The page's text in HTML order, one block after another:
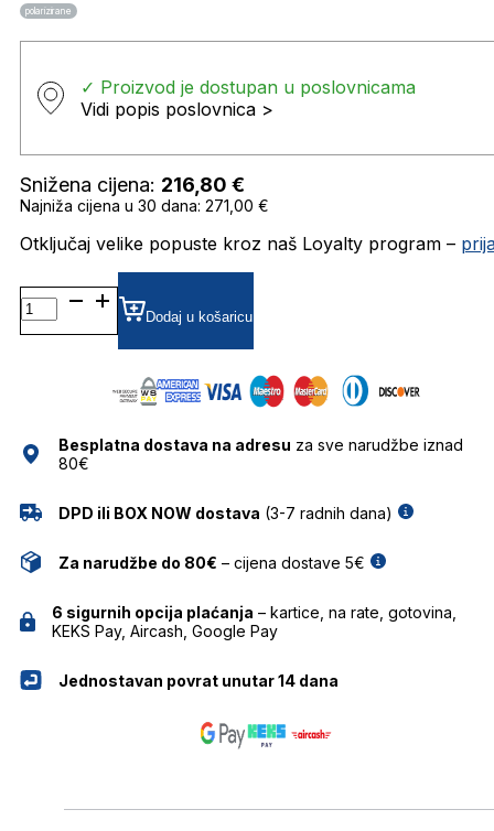
polarizirane
✓ Proizvod je dostupan u poslovnicama
Vidi popis poslovnica >
Snižena cijena: 216,80 €
Najniža cijena u 30 dana: 271,00 €
Otključaj velike popuste kroz naš Loyalty program –
0RB4547
POLARIZIRANE SUNČANE
NAOČALE
Dodaj u košaricu
Besplatna dostava na adresu za sve narudžbe iznad
80€
DPD ili BOX NOW dostava (3-7 radnih dana)
Za narudžbe do 80€ – cijena dostave 5€
6 sigurnih opcija plaćanja – kartice, na rate, gotovina,
KEKS Pay, Aircash, Google Pay
Jednostavan povrat unutar 14 dana